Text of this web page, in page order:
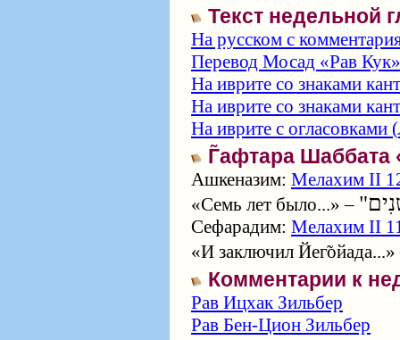
Текст недельной
На русском с
Перевод Мосад «Рав Кук»
На иврите со знаками
На иврите со знаками
На иврите с огласовками (
Г̃афтара
Ашкеназим: Мелахим II
«Семь лет было...» –
Сефарадим: Мелахим II
«И заключил
Комментарии к
Рав Ицхак Зильбер
Рав Бен-Цион Зильбер